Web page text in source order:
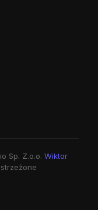
Sp. Z.o.o. Wiktor